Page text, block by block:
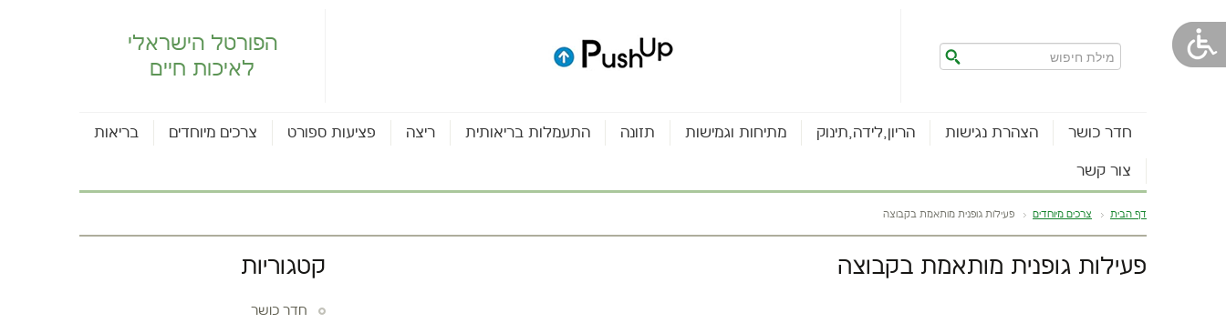
הפורטל הישראלי
לאיכות חיים
חדר כושר הצהרת נגישות הריון,לידה,תינוק מתיחות וגמישות תזונה התעמלות בריאותית ריצה פציעות ספורט צרכים מיוחדים בריאות
צור קשר
דף הבית צרכים מיוחדים פעילות גופנית מותאמת בקבוצה
פעילות גופנית מותאמת בקבוצה קטגוריות
חדר כושר